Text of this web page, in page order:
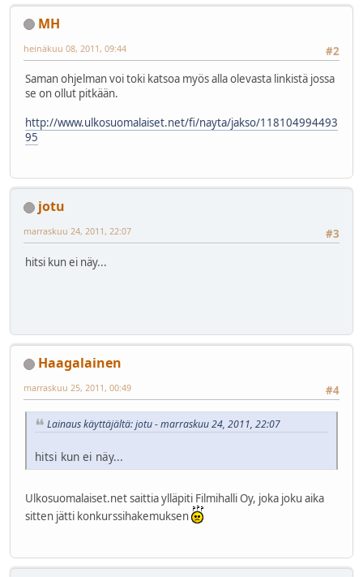
MH
#2
heinäkuu 08, 2011, 09:44
Saman ohjelman voi toki katsoa myös alla olevasta linkistä jossa
se on ollut pitkään.
http://www.ulkosuomalaiset.net/fi/nayta/jakso/118104994493
95
jotu
#3
marraskuu 24, 2011, 22:07
hitsi kun ei näy...
Haagalainen
#4
marraskuu 25, 2011, 00:49
Lainaus käyttäjältä: jotu - marraskuu 24, 2011, 22:07
hitsi kun ei näy...
Ulkosuomalaiset.net saittia ylläpiti Filmihalli Oy, joka joku aika
sitten jätti konkurssihakemuksen